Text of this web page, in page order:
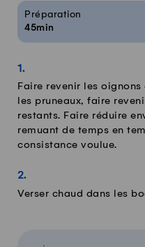
Infos sur la recette
Préparation
45min
Faire revenir les
les pruneaux, faire
restants. Faire réduire
remuant de temps en
consistance voulue.
Verser chaud dans les